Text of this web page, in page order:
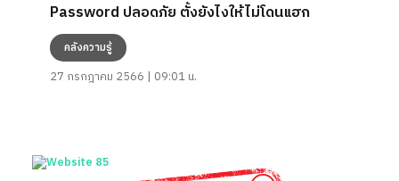
Password ปลอดภัย ตั้งยังไงให้ไม่โดนแฮก
คลังความรู้
27 กรกฎาคม 2566 | 09:01 น.